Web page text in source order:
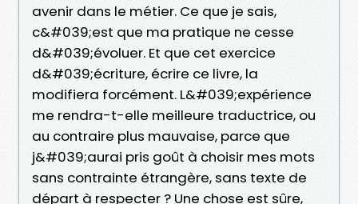
avenir dans le métier. Ce que je sais,
c&#039;est que ma pratique ne cesse
d&#039;évoluer. Et que cet exercice
d&#039;écriture, écrire ce livre, la
modifiera forcément. L&#039;expérience
me rendra-t-elle meilleure traductrice, ou
au contraire plus mauvaise, parce que
j&#039;aurai pris goût à choisir mes mots
sans contrainte étrangère, sans texte de
départ à respecter ? Une chose est sûre,